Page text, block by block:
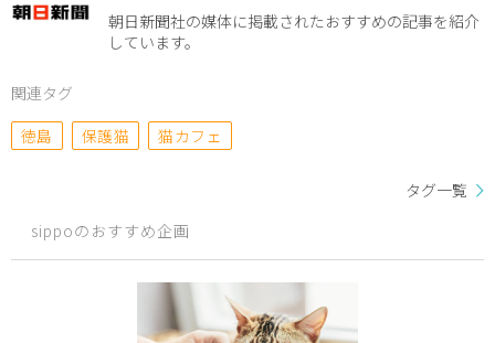
朝日新聞社の媒体に掲載されたおすすめの記事を紹介
しています。
関連タグ
徳島
保護猫 猫カフェ
タグ一覧
sippoのおすすめ企画